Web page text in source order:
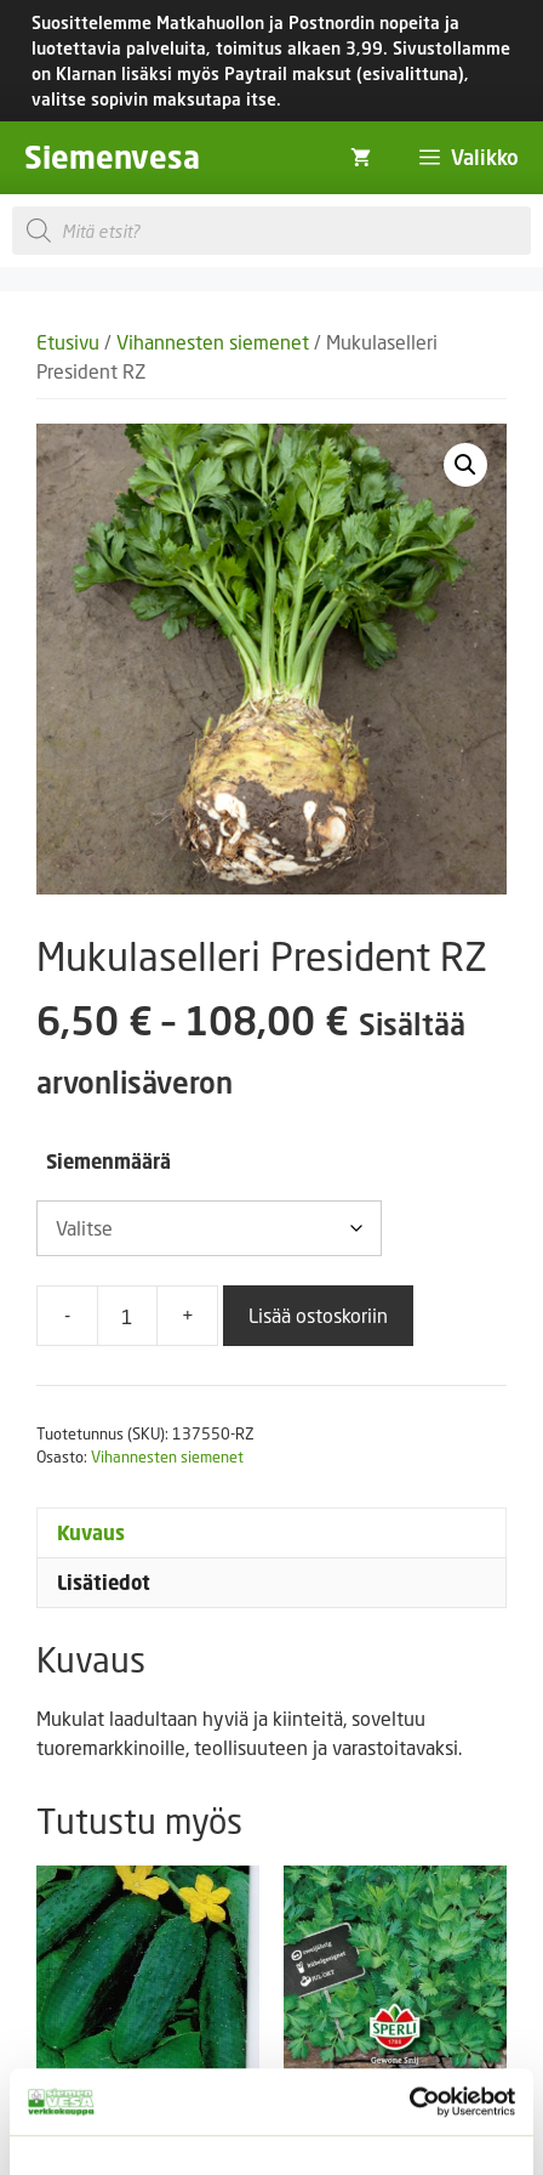
Siirry
sisältöön
Suosittelemme Matkahuollon ja Postnordin nopeita ja
luotettavia palveluita, toimitus alkaen 3,99. Sivustollamme
on Klarnan lisäksi myös Paytrail maksut (esivalittuna),
valitse sopivin maksutapa itse.
Siemenvesa Valikko
Products
search
Etusivu / Vihannesten siemenet / Mukulaselleri
President RZ
Mukulaselleri President RZ
6,50 € – 108,00 €
108,00 €
Sisältää
arvonlisäveron
Siemenmäärä
-
Mukulaselleri
RZ
+ Lisää ostoskoriin
Tuotetunnus (SKU): 137550-RZ
Osasto: Vihannesten siemenet
Kuvaus
Lisätiedot
Kuvaus
Mukulat laadultaan hyviä ja kiinteitä, soveltuu
tuoremarkkinoille, teollisuuteen ja varastoitavaksi.
Tutustu myös
Avomaankurkku Reinin
rypäle